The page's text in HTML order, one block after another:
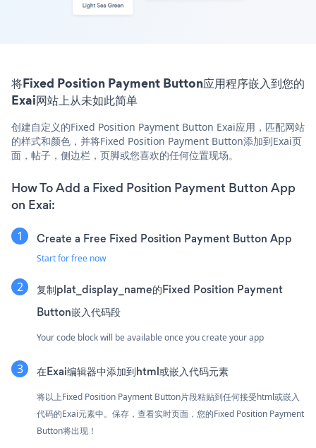
将Fixed Position Payment Button应用程序嵌入到您的
Exai网站上从未如此简单
创建自定义的Fixed Position Payment Button Exai应用，匹配网站
的样式和颜色，并将Fixed Position Payment Button添加到Exai页
面，帖子，侧边栏，页脚或您喜欢的任何位置现场。
How To Add a Fixed Position Payment Button App
on Exai:
Create a Free Fixed Position Payment Button App
Start for free now
复制plat_display_name的Fixed Position Payment
Button嵌入代码段
Your code block will be available once you create your app
在Exai编辑器中添加到html或嵌入代码元素
将以上Fixed Position Payment Button片段粘贴到任何接受html或嵌入
代码的Exai元素中。保存，查看实时页面，您的Fixed Position Payment
Button将出现！